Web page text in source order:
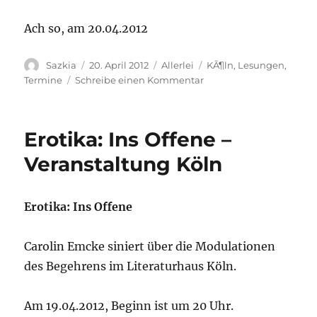
Ach so, am 20.04.2012
Autor
Sazkia
Veröffentlicht
am
20. April 2012 Kategorien
Allerlei Schlagwörter
KÃ¶ln, Lesungen,
Termine
Schreibe einen Kommentar
und
leichten
Mädchen
Erotika: Ins Offene –
Veranstaltung Köln
Erotika: Ins Offene
Carolin Emcke siniert über die Modulationen
des Begehrens im Literaturhaus Köln.
Am 19.04.2012, Beginn ist um 20 Uhr.